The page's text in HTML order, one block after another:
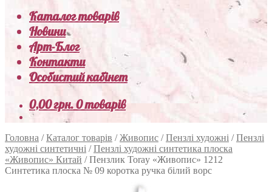
Каталог товарів
Новини
Арт-Блог
Контакти
Особистий кабінет
0,00грн.0 товарів
Головна /Каталог товарів /Живопис /Пензлі художні /Пензлі
художні синтетичні /Пензлі художні синтетика плоска
«Живопис» Китай /Пензлик Toray «Живопис» 1212
Синтетика плоска № 09 коротка ручка білий ворс